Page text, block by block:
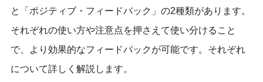
と「ポジティブ・フィードバック」の2種類があります。
それぞれの使い方や注意点を押さえて使い分けること
で、より効果的なフィードバックが可能です。それぞれ
について詳しく解説します。